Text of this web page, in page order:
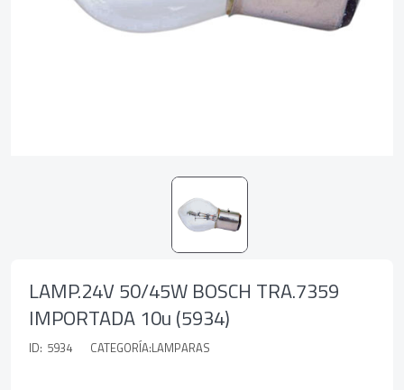
LAMP.24V 50/45W BOSCH TRA.7359
IMPORTADA 10u (5934)
ID: 5934 CATEGORÍA:LAMPARAS